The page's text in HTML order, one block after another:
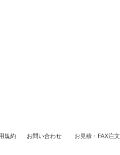
規約 お問い合わせ お見積・FAX注文